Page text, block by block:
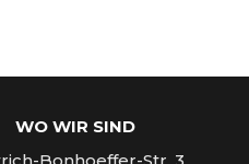
WO WIR SIND